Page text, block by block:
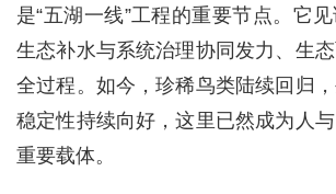
是“五湖一线”工程的重要节点。它
生态补水与系统治理协同发力、生
全过程。如今，珍稀鸟类陆续回归
稳定性持续向好，这里已然成为人
重要载体。